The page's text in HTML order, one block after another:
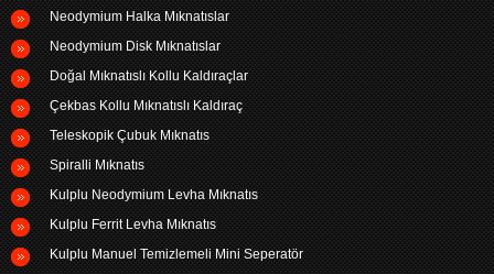
Neodymium Halka Mıknatıslar
Neodymium Disk Mıknatıslar
Doğal Mıknatıslı Kollu Kaldıraçlar
Çekbas Kollu Mıknatıslı Kaldıraç
Teleskopik Çubuk Mıknatıs
Spiralli Mıknatıs
Kulplu Neodymium Levha Mıknatıs
Kulplu Ferrit Levha Mıknatıs
Kulplu Manuel Temizlemeli Mini Seperatör